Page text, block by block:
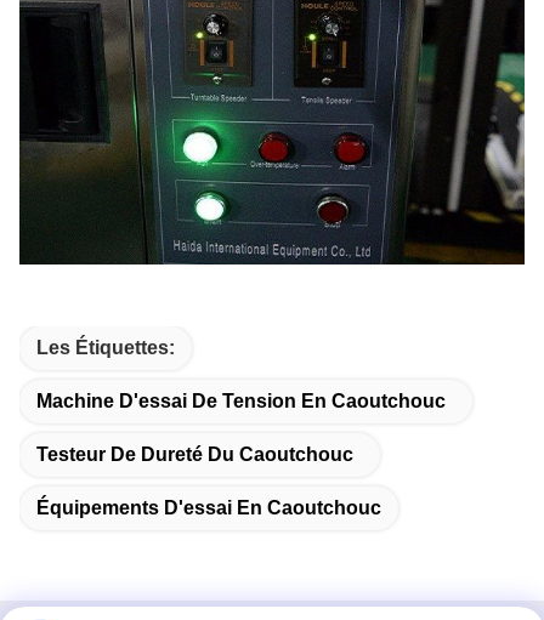
Les Étiquettes:
Machine D'essai De Tension En Caoutchouc
Testeur De Dureté Du Caoutchouc
Équipements D'essai En Caoutchouc